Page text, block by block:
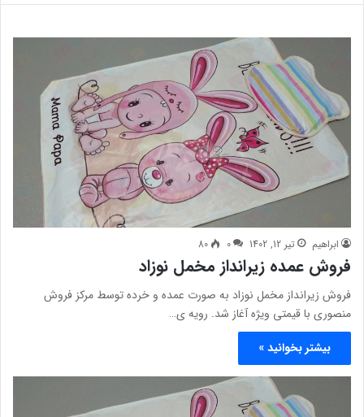
ابراهیم تیر 12, 1402 0
80
فروش عمده زیرانداز مخمل نوزاد
فروش زیرانداز مخمل نوزاد به صورت عمده و خرده توسط مرکز فروش
منصوری با قیمتی ویژه آغاز شد. رویه ی…
بیشتر بخوانید »